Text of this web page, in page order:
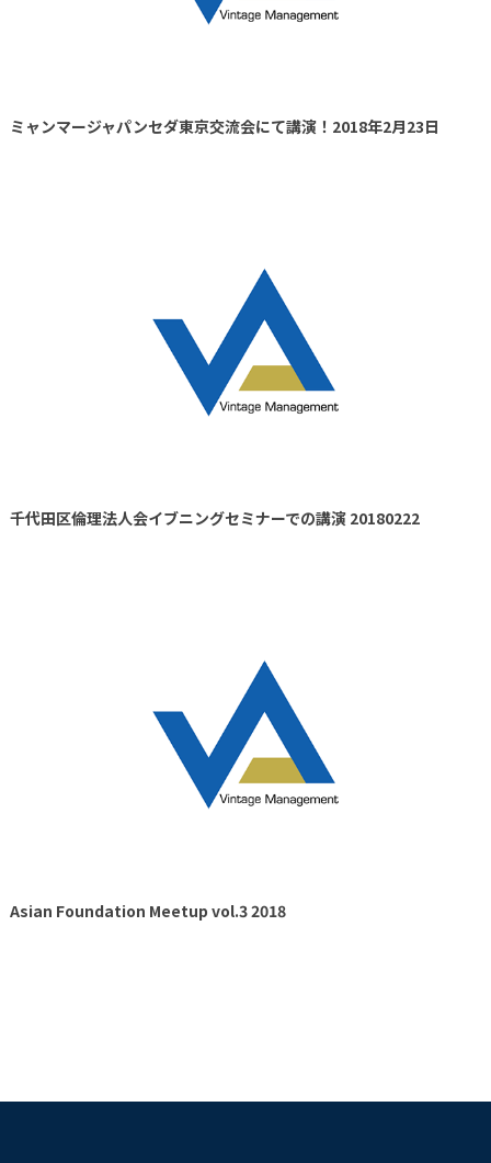
ミャンマージャパンセダ東京交流会にて講演！2018年2月23日
千代田区倫理法人会イブニングセミナーでの講演 20180222
Asian Foundation Meetup vol.3 2018